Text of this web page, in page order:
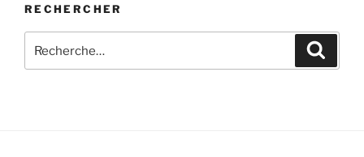
RECHERCHER
pour